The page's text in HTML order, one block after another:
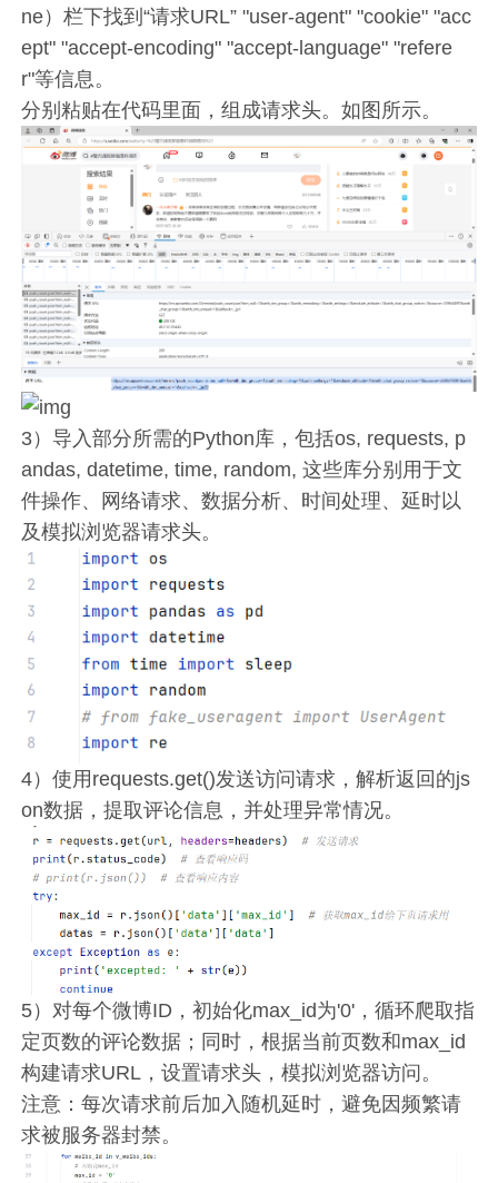
ne）栏下找到“请求URL” "user-agent" "cookie" "acc
ept" "accept-encoding" "accept-language" "refere
r"等信息。
分别粘贴在代码里面，组成请求头。如图所示。
3）导入部分所需的Python库，包括os, requests, p
andas, datetime, time, random, 这些库分别用于文
件操作、网络请求、数据分析、时间处理、延时以
及模拟浏览器请求头。
4）使用requests.get()发送访问请求，解析返回的js
on数据，提取评论信息，并处理异常情况。
5）对每个微博ID，初始化max_id为'0'，循环爬取指
定页数的评论数据；同时，根据当前页数和max_id
构建请求URL，设置请求头，模拟浏览器访问。
注意：每次请求前后加入随机延时，避免因频繁请
求被服务器封禁。